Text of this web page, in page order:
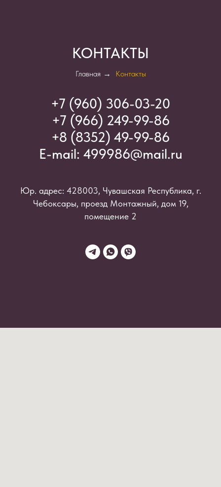
КОНТАКТЫ
Главная → Контакты
+7 (960) 306-03-20
+7 (966) 249-99-86
+8 (8352) 49-99-86
E-mail: 499986@mail.ru
Юр. адрес: 428003, Чувашская Республика, г.
Чебоксары, проезд Монтажный, дом 19,
помещение 2